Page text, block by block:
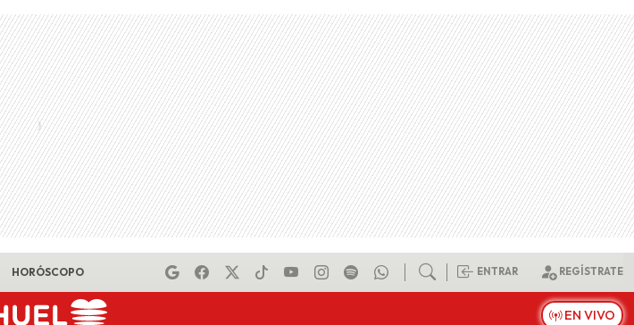
HORÓSCOPO ENTRAR REGÍSTRATE
EN VIVO